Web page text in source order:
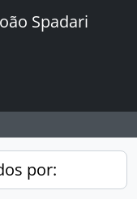
Spadari
por: